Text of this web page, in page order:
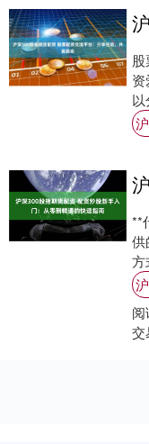
资
**
供
方
易
阅
交